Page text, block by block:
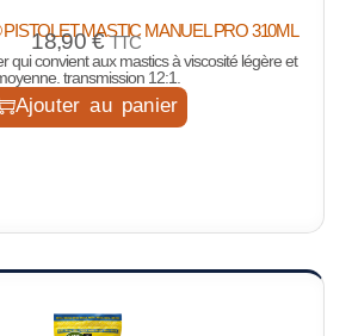
MASTIC MANUEL PRO 310ML
18,90€ TTC
qui convient aux mastics à viscosité légère et
transmission 12:1.
Ajouter au panier